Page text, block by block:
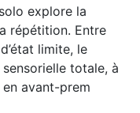
explore la
répétition. Entre
limite, le
totale, à
avant-prem